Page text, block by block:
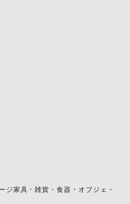
家具・雑貨・食器・オブジェ・